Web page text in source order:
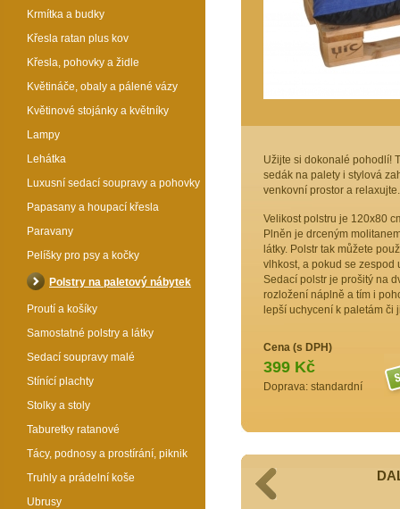
Užijte si dokonalé pohodlí!
sedák na palety i stylová
venkovní prostor a
Velikost polstru je 120x80
Plněn je drceným
látky. Polstr tak můžete
vlhkost, a pokud se zespod
Sedací polstr je prošitý na
rozložení náplně a tím i
lepší uchycení k paletám či
Cena (s DPH)
399 Kč
Doprava: standardní
Krmítka a budky
Křesla ratan plus kov
Křesla, pohovky a židle
Květináče, obaly a pálené vázy
Květinové stojánky a květníky
Lampy
Lehátka
Luxusní sedací soupravy a pohovky
Papasany a houpací křesla
Paravany
Pelíšky pro psy a kočky
Polstry na paletový nábytek
Proutí a košíky
Samostatné polstry a látky
Sedací soupravy malé
Stínící plachty
Stolky a stoly
Taburetky ratanové
Tácy, podnosy a prostírání, piknik
Truhly a prádelní koše
Ubrusy